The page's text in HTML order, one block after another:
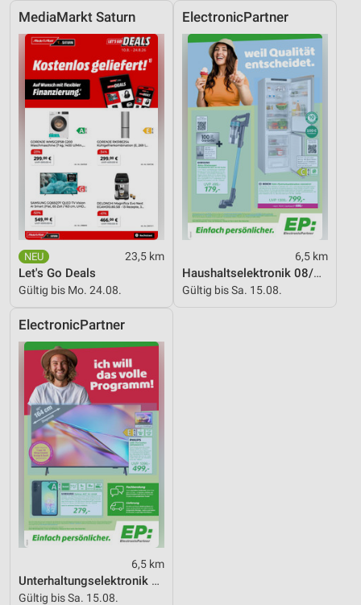
MediaMarkt Saturn
23,5 km
Let's Go Deals
Gültig bis Mo. 24.08.
ElectronicPartner
6,5 km
Haushaltselektronik 08/2026
Gültig bis Sa. 15.08.
ElectronicPartner
6,5 km
Unterhaltungselektronik 08/2026
Gültig bis Sa. 15.08.
Performance
Funktional
Werbung